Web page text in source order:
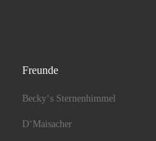
Freunde
Becky‘s Sternenhimmel
D‘Maisacher